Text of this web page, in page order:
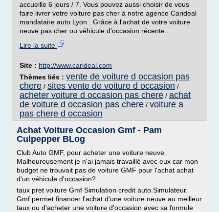
accueille 6 jours / 7. Vous pouvez aussi choisir de vous
faire livrer votre voiture pas cher à notre agence Carideal
mandataire auto Lyon . Grâce à l'achat de votre voiture
neuve pas cher ou véhicule d'occasion récente...
Lire la suite
Site : http://www.carideal.com
Thèmes liés : vente de voiture d occasion pas
chere / sites vente de voiture d occasion /
acheter voiture d occasion pas chere / achat
de voiture d occasion pas chere / voiture a
pas chere d occasion
Achat Voiture Occasion Gmf - Pam
Culpepper BLog
Club Auto GMF, pour acheter une voiture neuve.
Malheureusement je n'ai jamais travaillé avec eux car mon
budget ne trouvait pas de voiture GMF pour l'achat achat
d'un véhicule d'occasion?
taux pret voiture Gmf Simulation credit auto.Simulateur.
Gmf permet financer l'achat d'une voiture neuve au meilleur
taux ou d'acheter une voiture d'occasion avec sa formule